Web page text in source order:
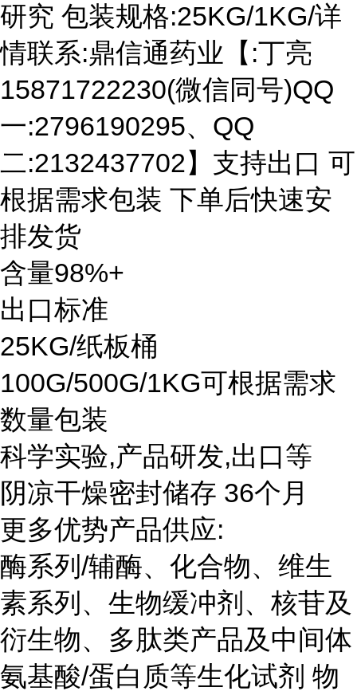
研究 包装规格:25KG/1KG/详
情联系:鼎信通药业【:丁亮
15871722230(微信同号)QQ
一:2796190295、QQ
二:2132437702】支持出口 可
根据需求包装 下单后快速安
排发货
含量98%+
出口标准
25KG/纸板桶
100G/500G/1KG可根据需求
数量包装
科学实验,产品研发,出口等
阴凉干燥密封储存 36个月
更多优势产品供应:
酶系列/辅酶、化合物、维生
素系列、生物缓冲剂、核苷及
衍生物、多肽类产品及中间体
氨基酸/蛋白质等生化试剂 物